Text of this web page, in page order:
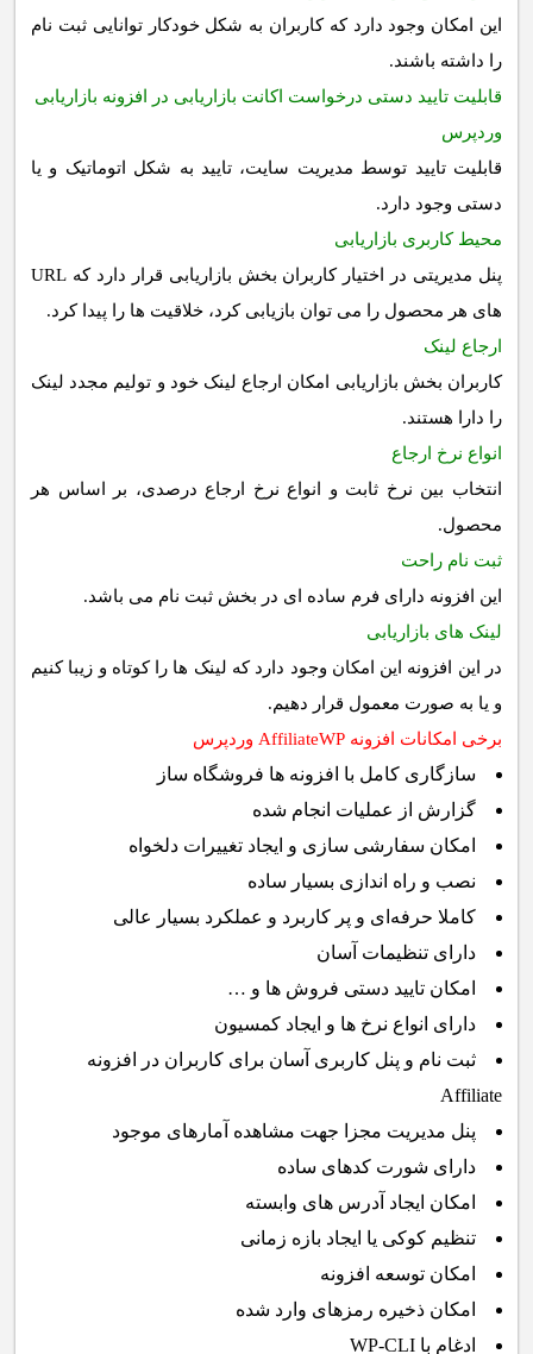
این امکان وجود دارد که کاربران به شکل خودکار توانایی ثبت نام
را داشته باشند.
قابلیت تایید دستی درخواست اکانت بازاریابی در افزونه بازاریابی
وردپرس
قابلیت تایید توسط مدیریت سایت، تایید به شکل اتوماتیک و یا
دستی وجود دارد.
محیط کاربری بازاریابی
پنل مدیریتی در اختیار کاربران بخش بازاریابی قرار دارد که URL
های هر محصول را می توان بازیابی کرد، خلاقیت ها را پیدا کرد.
ارجاع لینک
کاربران بخش بازاریابی امکان ارجاع لینک خود و تولیم مجدد لینک
را دارا هستند.
انواع نرخ ارجاع
انتخاب بین نرخ ثابت و انواع نرخ ارجاع درصدی، بر اساس هر
محصول.
ثبت نام راحت
این افزونه دارای فرم ساده ای در بخش ثبت نام می باشد.
لینک های بازاریابی
در این افزونه این امکان وجود دارد که لینک ها را کوتاه و زیبا کنیم
و یا به صورت معمول قرار دهیم.
برخی امکانات افزونه AffiliateWP وردپرس
سازگاری کامل با افزونه ها فروشگاه ساز
گزارش از عملیات انجام شده
امکان سفارشی سازی و ایجاد تغییرات دلخواه
نصب و راه اندازی بسیار ساده
کاملا حرفه‌ای و پر کاربرد و عملکرد بسیار عالی
دارای تنظیمات آسان
امکان تایید دستی فروش ها و …
دارای انواع نرخ ها و ایجاد کمسیون
ثبت نام و پنل کاربری آسان برای کاربران در افزونه
Affiliate
پنل مدیریت مجزا جهت مشاهده آمارهای موجود
دارای شورت کدهای ساده
امکان ایجاد آدرس های وابسته
تنظیم کوکی یا ایجاد بازه زمانی
امکان توسعه افزونه
امکان ذخیره رمزهای وارد شده
ادغام با WP-CLI